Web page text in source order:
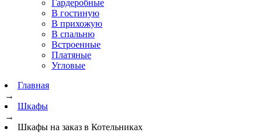
Гардеробные
В гостиную
В прихожую
В спальню
Встроенные
Платяные
Угловые
Главная
→
Шкафы
→
Шкафы на заказ в Котельниках